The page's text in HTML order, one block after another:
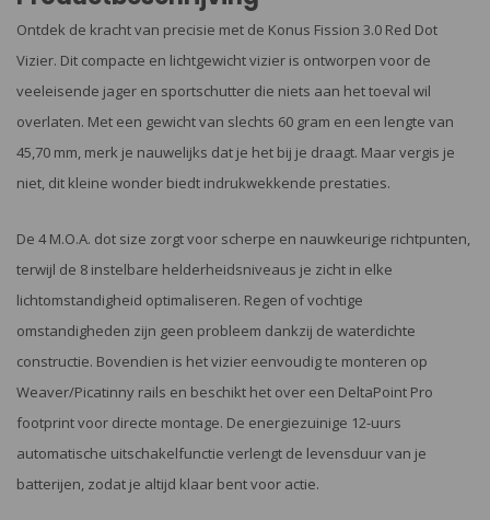
Ontdek de kracht van precisie met de Konus Fission 3.0 Red Dot
Vizier. Dit compacte en lichtgewicht vizier is ontworpen voor de
veeleisende jager en sportschutter die niets aan het toeval wil
overlaten. Met een gewicht van slechts 60 gram en een lengte van
45,70 mm, merk je nauwelijks dat je het bij je draagt. Maar vergis je
niet, dit kleine wonder biedt indrukwekkende prestaties.
De 4 M.O.A. dot size zorgt voor scherpe en nauwkeurige richtpunten,
terwijl de 8 instelbare helderheidsniveaus je zicht in elke
lichtomstandigheid optimaliseren. Regen of vochtige
omstandigheden zijn geen probleem dankzij de waterdichte
constructie. Bovendien is het vizier eenvoudig te monteren op
Weaver/Picatinny rails en beschikt het over een DeltaPoint Pro
footprint voor directe montage. De energiezuinige 12-uurs
automatische uitschakelfunctie verlengt de levensduur van je
batterijen, zodat je altijd klaar bent voor actie.